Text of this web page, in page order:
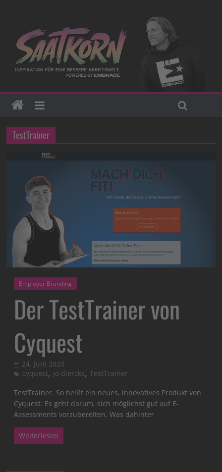
TestTrainer
Employer Branding
Der TestTrainer von
Cyquest
24. Juni 2020
cyquest, jo diercks,TestTrainer
TestTrainer. So heißt ein neues, innovatives Produkt von
Cyquest. Es geht darum, sich möglichst gut auf E-
Assessments vorzubereiten. Was dahinter
Weiterlesen